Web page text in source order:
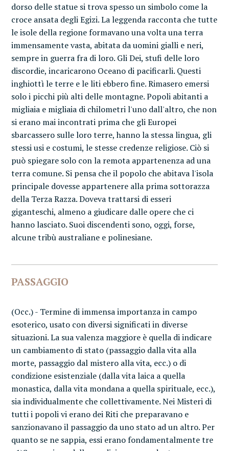
dorso delle statue si trova spesso un simbolo come la
croce ansata degli Egizi. La leggenda racconta che tutte
le isole della regione formavano una volta una terra
immensamente vasta, abitata da uomini gialli e neri,
sempre in guerra fra di loro. Gli Dei, stufi delle loro
discordie, incaricarono Oceano di pacificarli. Questi
inghiottì le terre e le liti ebbero fine. Rimasero emersi
solo i picchi più alti delle montagne. Popoli abitanti a
migliaia e migliaia di chilometri l'uno dall'altro, che non
si erano mai incontrati prima che gli Europei
sbarcassero sulle loro terre, hanno la stessa lingua, gli
stessi usi e costumi, le stesse credenze religiose. Ciò si
può spiegare solo con la remota appartenenza ad una
terra comune. Si pensa che il popolo che abitava l'isola
principale dovesse appartenere alla prima sottorazza
della Terza Razza. Doveva trattarsi di esseri
giganteschi, almeno a giudicare dalle opere che ci
hanno lasciato. Suoi discendenti sono, oggi, forse,
alcune tribù australiane e polinesiane.
PASSAGGIO
(Occ.) - Termine di immensa importanza in campo
esoterico, usato con diversi significati in diverse
situazioni. La sua valenza maggiore è quella di indicare
un cambiamento di stato (passaggio dalla vita alla
morte, passaggio dal mistero alla vita, ecc.) o di
condizione esistenziale (dalla vita laica a quella
monastica, dalla vita mondana a quella spirituale, ecc.),
sia individualmente che collettivamente. Nei Misteri di
tutti i popoli vi erano dei Riti che preparavano e
sanzionavano il passaggio da uno stato ad un altro. Per
quanto se ne sappia, essi erano fondamentalmente tre